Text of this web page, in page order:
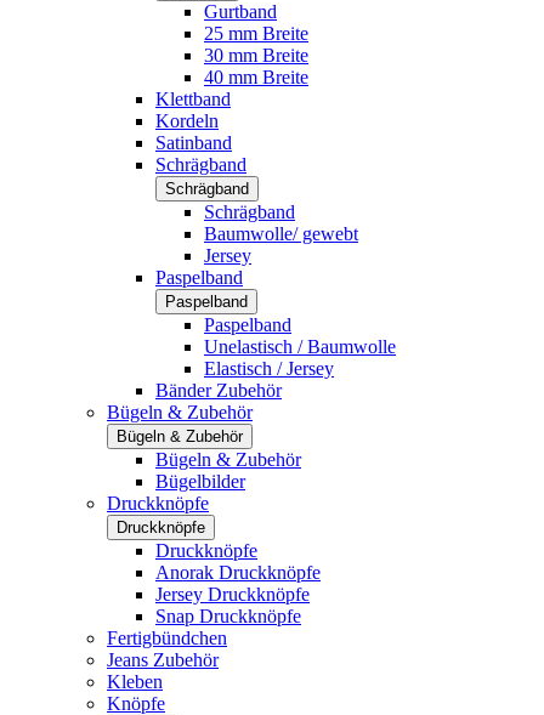
Gurtband
25 mm Breite
30 mm Breite
40 mm Breite
Klettband
Kordeln
Satinband
Schrägband
Schrägband
Schrägband
Baumwolle/ gewebt
Jersey
Paspelband
Paspelband
Paspelband
Unelastisch / Baumwolle
Elastisch / Jersey
Bänder Zubehör
Bügeln & Zubehör
Bügeln & Zubehör
Bügeln & Zubehör
Bügelbilder
Druckknöpfe
Druckknöpfe
Druckknöpfe
Anorak Druckknöpfe
Jersey Druckknöpfe
Snap Druckknöpfe
Fertigbündchen
Jeans Zubehör
Kleben
Knöpfe